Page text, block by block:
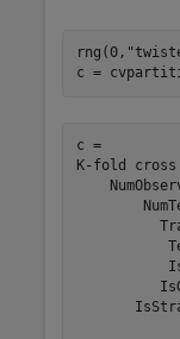
rng(0,
c =
c =
K-fold